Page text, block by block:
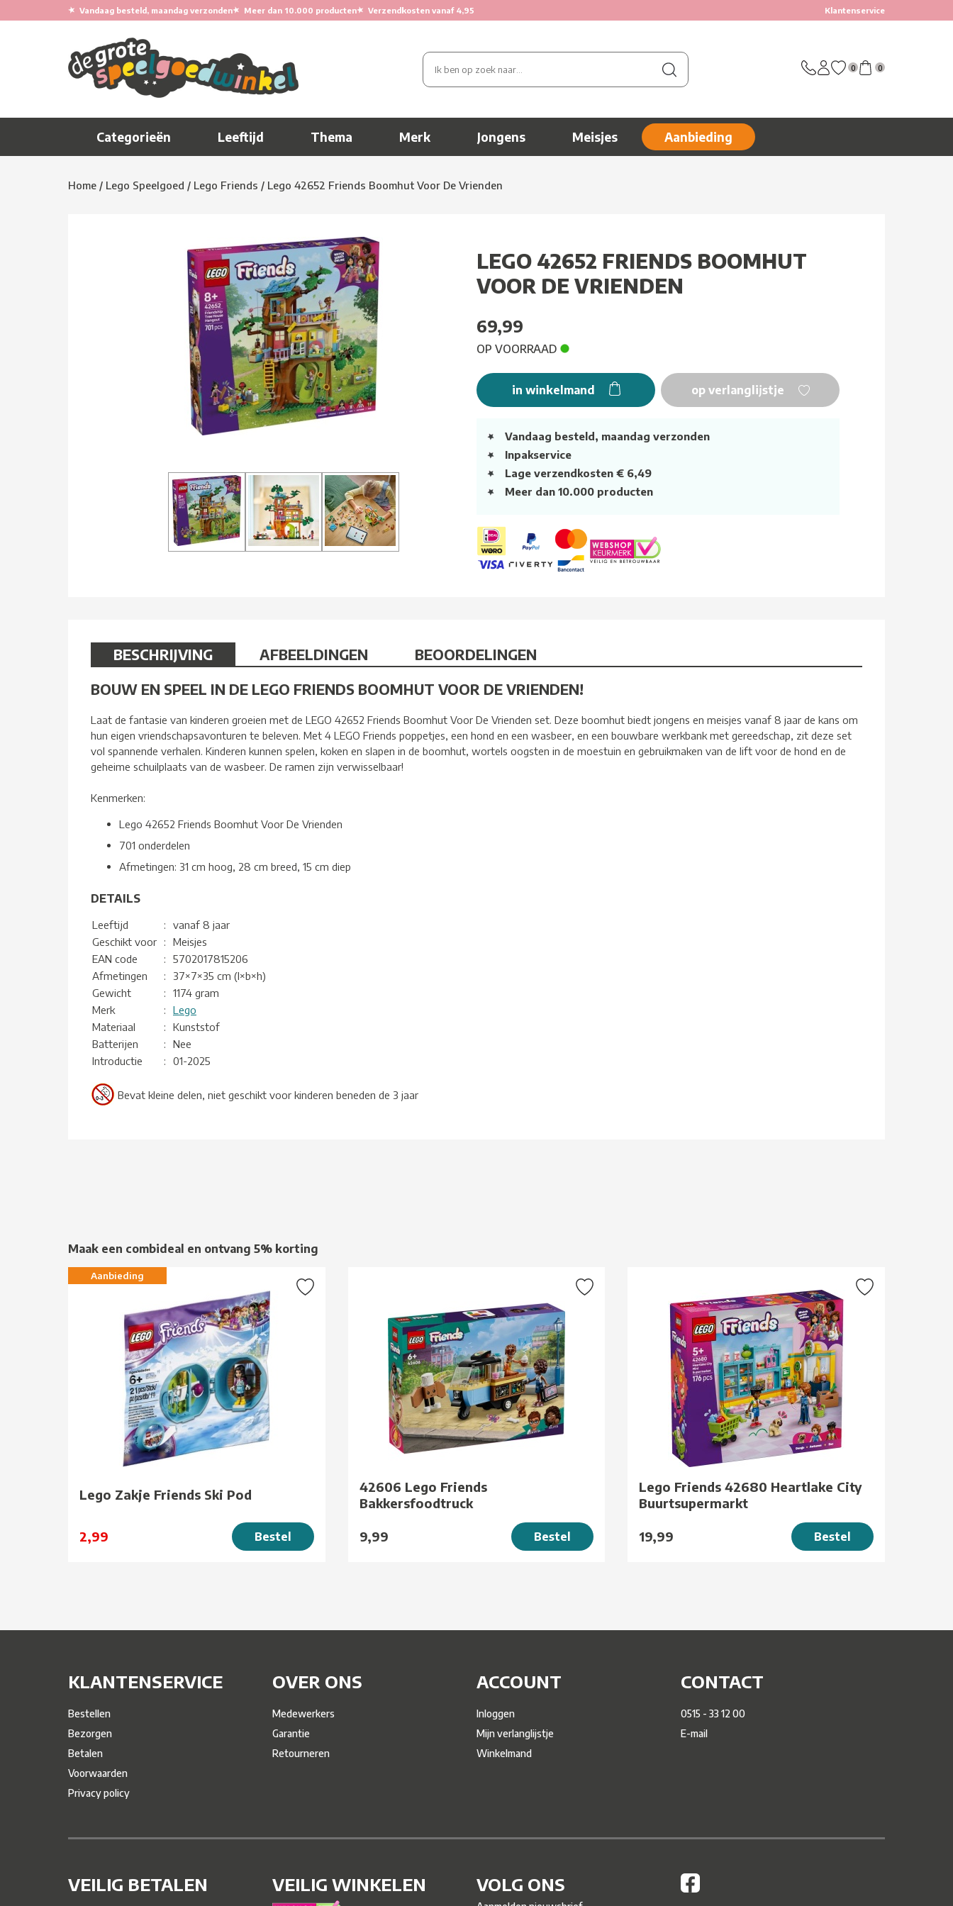
★ Vandaag besteld, maandag verzonden★ Meer dan 10.000 producten★ Verzendkosten vanaf 4,95 Klantenservice
0 0
Categorieën Leeftijd Thema Merk Jongens Meisjes Aanbieding
Home / Lego Speelgoed / Lego Friends / Lego 42652 Friends Boomhut Voor De Vrienden
LEGO 42652 FRIENDS BOOMHUT
VOOR DE VRIENDEN
69,99
OP VOORRAAD
in winkelmand op verlanglijstje
Vandaag besteld, maandag verzonden
Inpakservice
Lage verzendkosten € 6,49
Meer dan 10.000 producten
BESCHRIJVING AFBEELDINGEN
BEOORDELINGEN
BOUW EN SPEEL IN DE LEGO FRIENDS BOOMHUT VOOR DE VRIENDEN!
Laat de fantasie van kinderen groeien met de LEGO 42652 Friends Boomhut Voor De Vrienden set. Deze boomhut biedt jongens en meisjes vanaf 8 jaar de kans om
hun eigen vriendschapsavonturen te beleven. Met 4 LEGO Friends poppetjes, een hond en een wasbeer, en een bouwbare werkbank met gereedschap, zit deze set
vol spannende verhalen. Kinderen kunnen spelen, koken en slapen in de boomhut, wortels oogsten in de moestuin en gebruikmaken van de lift voor de hond en de
geheime schuilplaats van de wasbeer. De ramen zijn verwisselbaar!
Kenmerken:
Lego 42652 Friends Boomhut Voor De Vrienden
701 onderdelen
Afmetingen: 31 cm hoog, 28 cm breed, 15 cm diep
DETAILS
Leeftijd :
vanaf 8 jaar
Geschikt voor
:
Meisjes
EAN code
:
5702017815206
Afmetingen
:
37×7×35 cm (l×b×h)
Gewicht
:
1174 gram
Merk
:
Lego
Materiaal
:
Kunststof
Batterijen
:
Nee
Introductie
: 01-2025
Bevat kleine delen, niet geschikt voor kinderen beneden de 3 jaar
Maak een combideal en ontvang 5% korting
Aanbieding
Lego Zakje Friends Ski Pod
2,99 Bestel
42606 Lego Friends
Bakkersfoodtruck
9,99 Bestel
Lego Friends 42680 Heartlake City
Buurtsupermarkt
19,99 Bestel
KLANTENSERVICE
Bestellen
Bezorgen
Betalen
Voorwaarden
Privacy policy
OVER ONS
Medewerkers
Garantie
Retourneren
ACCOUNT
Inloggen
Mijn verlanglijstje
Winkelmand
CONTACT
0515 - 33 12 00
E-mail
VEILIG BETALEN VEILIG WINKELEN VOLG ONS